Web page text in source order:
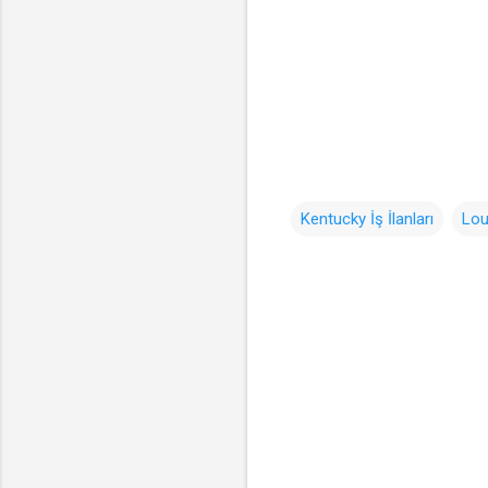
Kentucky İş İlanları